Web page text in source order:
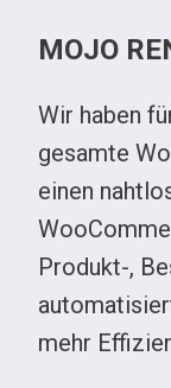
MOJO
Wir haben
gesamte
einen
Produkt-,
mehr